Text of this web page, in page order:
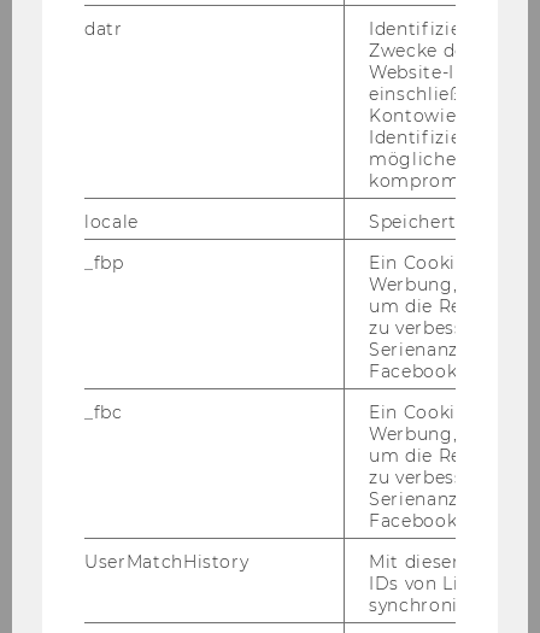
Betriebswirtschaftliche
Geld- und Finanzpolitik
01.11.07
Andrea
datr
Identifiziert den
Zwecke der
Website-
einschließlich der
Identifizierung
möglicherweise
kompromittierten
locale
Speichert
_fbp
Ein Cookie für
Werbung, das
um die Relevanz
zu verbessern
Facebook
_fbc
Ein Cookie für
Werbung, das
um die Relevanz
zu verbessern
Facebook
UserMatchHistory
Mit diesem
IDs von LinkedIn
synchronisiert.